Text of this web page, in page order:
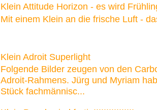
Klein Attitude Horizon - es wird
Mit einem Klein an die frische Luft -
Klein Adroit Superlight
Folgende Bilder zeugen von den
Adroit-Rahmens. Jürg und Myriam
Stück fachmännisc...